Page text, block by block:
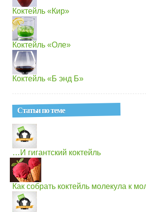
Коктейль «Кир»
Коктейль «Оле»
Коктейль «Б энд Б»
Статьи по теме
…И гигантский коктейль
Как собрать коктейль молекула к